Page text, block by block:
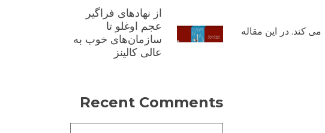
کند. در این مقاله
از نهادهای فراگیر
عجم اوغلو تا
سازمان‌های خوب به
عالی کالینز
Recent Comments